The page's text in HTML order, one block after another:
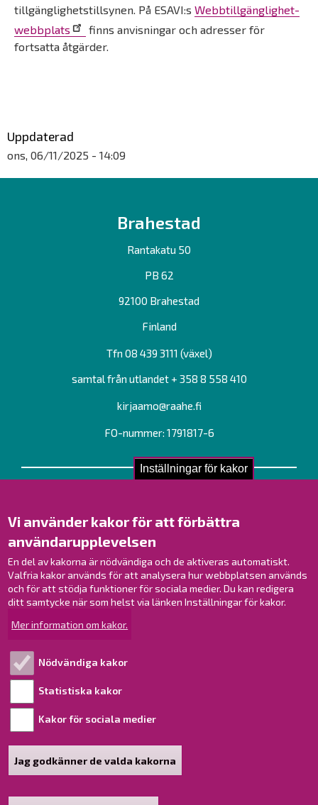
Inställningar för kakor
Vi använder kakor för att förbättra
användarupplevelsen
En del av kakorna är nödvändiga och de aktiveras automatiskt.
Valfria kakor används för att analysera hur webbplatsen används
och för att stödja funktioner för sociala medier. Du kan redigera
ditt samtycke när som helst via länken Inställningar för kakor.
Mer information om kakor.
Nödvändiga kakor
Statistiska kakor
Kakor för sociala medier
Jag godkänner de valda kakorna
tillgänglighetstillsynen. På ESAVI:s Webbtillgänglighet-
webbplats
finns anvisningar och adresser för
fortsatta åtgärder.
Uppdaterad
ons, 06/11/2025 - 14:09
Brahestad
Rantakatu 50
PB 62
92100 Brahestad
Finland
Tfn 08 439 3111 (växel)
samtal från utlandet + 358 8 558 410
kirjaamo@raahe.fi
FO-nummer: 1791817-6
Kontakt
Verksamhetsställen
Kontaktuppgifter till personalen
Guidekarta
Brahestad på Facebook
Brahestad på LinkedIn
Tillgänglighetsutlåtande